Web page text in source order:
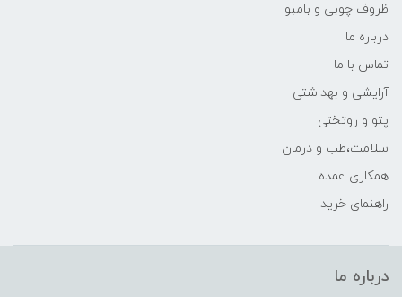
ظروف چوبی و بامبو
درباره ما
تماس با ما
آرایشی و بهداشتی
پتو و روتختی
سلامت،طب و درمان
همکاری عمده
راهنمای خرید
درباره ما